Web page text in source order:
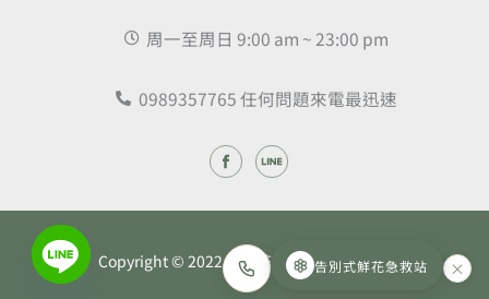
周一至周日 9:00 am ~ 23:00 pm
0989357765 任何問題來電最迅速
Copyright © 2022 昕藝花卉坊 - 鮮花專賣店
告別式鮮花急救站 ×